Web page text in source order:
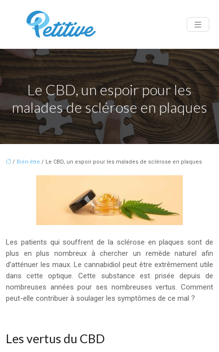
Le CBD, un espoir pour les
malades de sclérose en plaques
/ Bien-être / Le CBD, un espoir pour les malades de sclérose en plaques
Les patients qui souffrent de la sclérose en plaques sont de
plus en plus nombreux à chercher un remède naturel afin
d’atténuer les maux. Le cannabidiol peut être extrêmement utile
dans cette optique. Cette substance est prisée depuis de
nombreuses années pour ses nombreuses vertus. Comment
peut-elle contribuer à soulager les symptômes de ce mal ?
Les vertus du CBD